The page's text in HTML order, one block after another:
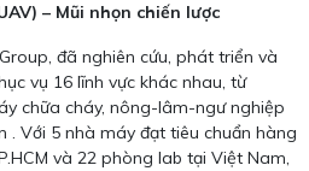
– Mũi nhọn chiến lược
đã nghiên cứu, phát triển và
vụ 16 lĩnh vực khác nhau, từ
chữa cháy, nông-lâm-ngư nghiệp
. Với 5 nhà máy đạt tiêu chuẩn hàng
và 22 phòng lab tại Việt Nam,